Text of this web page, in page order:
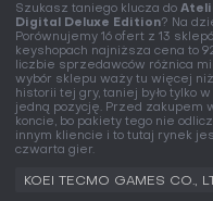
Szukasz taniego klucza do
Digital Deluxe Edition? Na
Porównujemy 16 ofert z 13
keyshopach najniższa cena to
liczbie sprzedawców różnica
wybór sklepu waży tu więcej
historii tej gry, taniej było tylko
jedną pozycję. Przed zakupem
koncie, bo pakiety tego nie
innym kliencie i to tutaj rynek
czwarta gier.
KOEI TECMO GAMES CO.,